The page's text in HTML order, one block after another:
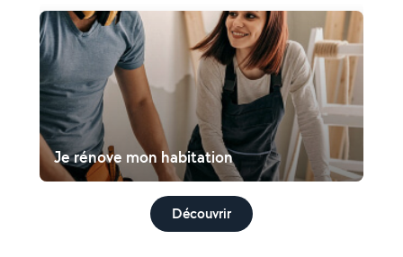
Je rénove mon habitation
Découvrir